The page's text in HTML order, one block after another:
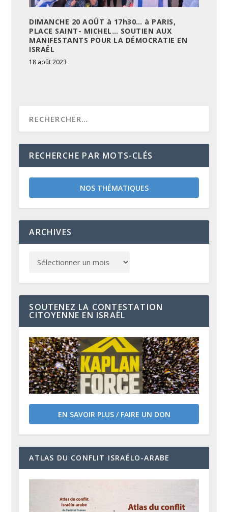
DIMANCHE 20 AOÛT à 17h30… à PARIS,
PLACE SAINT- MICHEL… SOUTIEN AUX
MANIFESTANTS POUR LA DÉMOCRATIE EN
ISRAËL
18 août 2023
RECHERCHE PAR MOTS-CLÉS
NOS THÉMATIQUES
ARCHIVES
SOUTENEZ LA CONTESTATION
CITOYENNE EN ISRAËL
EN SAVOIR PLUS / FAIRE UN DON
ATLAS DU CONFLIT ISRAÉLO-ARABE